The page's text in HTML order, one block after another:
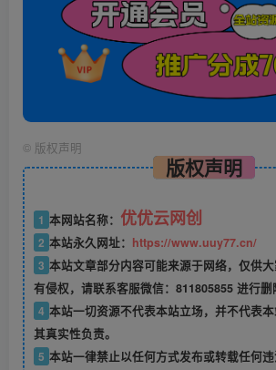
© 版权声明
版权声明
1 本网站名称： 优优云网创
2 本站永久网址： https://www.uuy77.cn/
3 本站文章部分内容可能来源于网络，仅供
有侵权，请联系客服微信：811805855 进行删
4 本站一切资源不代表本站立场，并不代表
其真实性负责。
5 本站一律禁止以任何方式发布或转载任何